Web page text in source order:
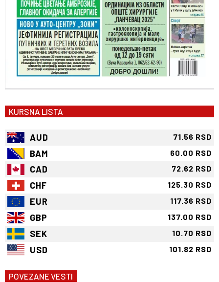
KURSNA LISTA
AUD 71.56 RSD
BAM 60.00 RSD
CAD 72.62 RSD
CHF 125.30 RSD
EUR 117.36 RSD
GBP 137.00 RSD
SEK 10.70 RSD
USD 101.82 RSD
POVEZANE VESTI